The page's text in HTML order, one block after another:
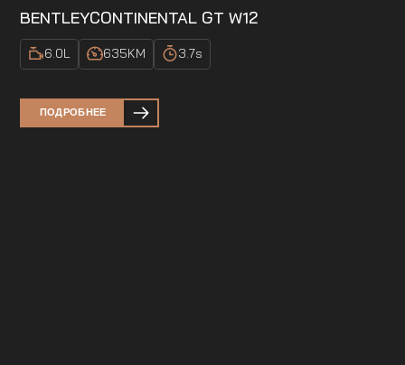
BENTLEYCONTINENTAL GT W12
6.0L 635KM 3.7s
ПОДРОБНЕЕ